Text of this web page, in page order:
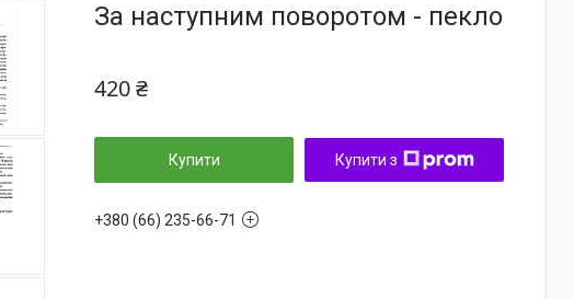
За наступним поворотом - пекло
420 ₴
Купити Купити з
+380 (66) 235-66-71